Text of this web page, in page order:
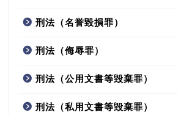
刑法（名誉毀損罪）
刑法（侮辱罪）
刑法（公用文書等毀棄罪）
刑法（私用文書等毀棄罪）